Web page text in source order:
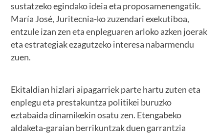
sustatzeko egindako ideia eta proposamenengatik.
María José, Juritecnia-ko zuzendari exekutiboa,
entzule izan zen eta enpleguaren arloko azken joerak
eta estrategiak ezagutzeko interesa nabarmendu
zuen.
Ekitaldian hizlari aipagarriek parte hartu zuten eta
enplegu eta prestakuntza politikei buruzko
eztabaida dinamikekin osatu zen. Etengabeko
aldaketa-garaian berrikuntzak duen garrantzia